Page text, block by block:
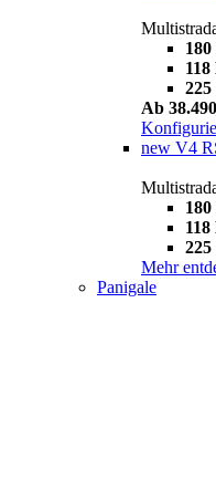
180
225
Ab
new V4
180
225
Mehr
Panigale